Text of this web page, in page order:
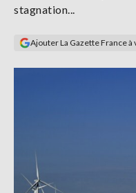
connecter
S'abonner
stagnation...
Ajouter La Gazette France